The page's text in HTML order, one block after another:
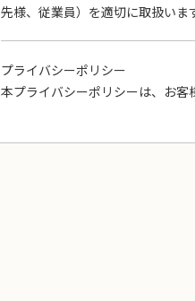
先様、従業員）を適切に取扱いま
プライバシーポリシー
本プライバシーポリシーは、お
個人情報を直接収集させていた
の他の不正な手段により入手致